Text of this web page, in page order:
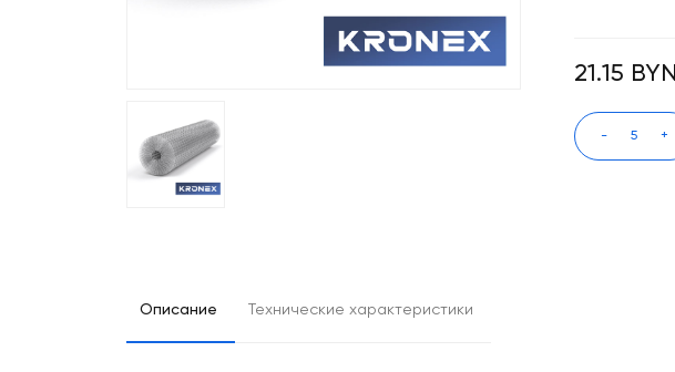
21.15 BYN
- +
Описание Технические характеристики